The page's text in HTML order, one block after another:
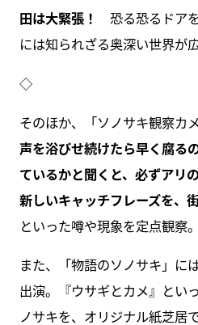
田は大緊張！
恐る恐るドア
には知られざる奥深い世界が
◇
そのほか、「ソノサキ観察カ
声を浴びせ続けたら早く腐るの
ているかと聞くと、必ずアリ
新しいキャッチフレーズを、
といった噂や現象を定点観察。
また、「物語のソノサキ」に
出演。『ウサギとカメ』とい
ノサキを、オリジナル紙芝居